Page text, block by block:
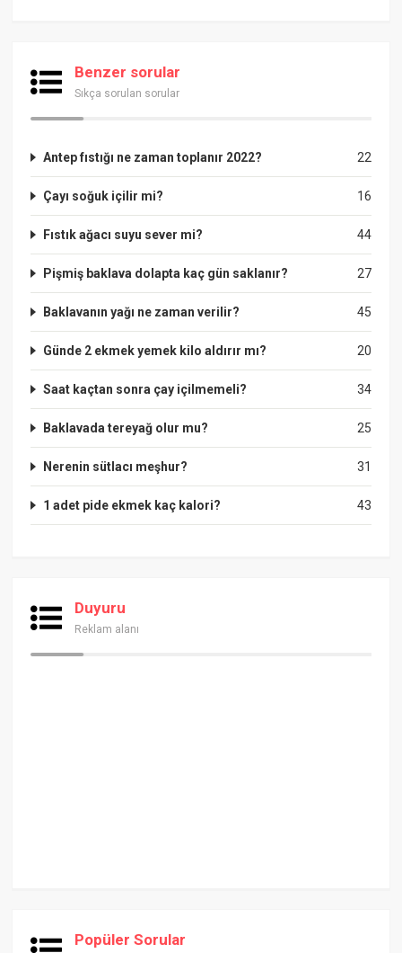
Benzer sorular
Sıkça sorulan sorular
22
Antep fıstığı ne zaman toplanır 2022?
16
Çayı soğuk içilir mi?
44
Fıstık ağacı suyu sever mi?
27
Pişmiş baklava dolapta kaç gün saklanır?
45
Baklavanın yağı ne zaman verilir?
20
Günde 2 ekmek yemek kilo aldırır mı?
34
Saat kaçtan sonra çay içilmemeli?
25
Baklavada tereyağ olur mu?
31
Nerenin sütlacı meşhur?
43
1 adet pide ekmek kaç kalori?
Duyuru
Reklam alanı
Popüler Sorular